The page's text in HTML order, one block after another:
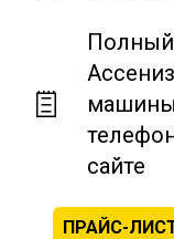
Полный
сайте
ПРАЙС-